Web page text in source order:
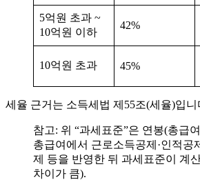
5억원 초과 ~
10억원 이하
42%
10억원 초과 45%
세율 근거는 소득세법 제55조(세율)입니
참고: 위 “과세표준”은 연봉(총급
총급여에서 근로소득공제·인적공
제 등을 반영한 뒤 과세표준이 계
차이가 큼).